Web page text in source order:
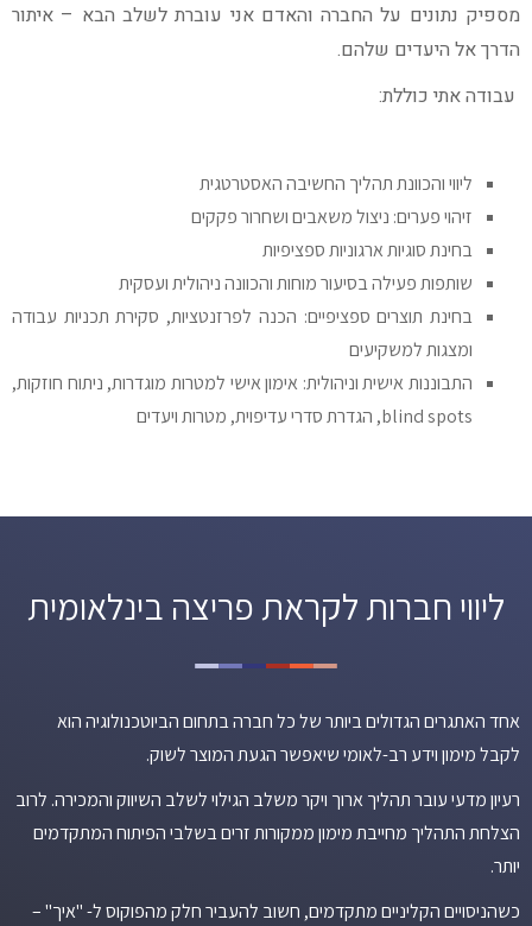
מספיק נתונים על החברה והאדם אני עוברת לשלב הבא – איתור
הדרך אל היעדים שלהם.
עבודה אתי כוללת:
ליווי והכוונת תהליך החשיבה האסטרטגית
זיהוי פערים: ניצול משאבים ושחרור פקקים
בחינת סוגיות ארגוניות ספציפיות
שותפות פעילה בסיעור מוחות והכוונה ניהולית ועסקית
בחינת תוצרים ספציפיים: הכנה לפרזנטציות, סקירת תכניות עבודה
ומצגות למשקיעים
התבוננות אישית וניהולית: אימון אישי למטרות מוגדרות, ניתוח חוזקות,
blind spots, הגדרת סדרי עדיפוית, מטרות ויעדים
ליווי חברות לקראת פריצה בינלאומית
אחד האתגרים הגדולים ביותר של כל חברה בתחום הביוטכנולוגיה הוא
לקבל מימון וידע רב-לאומי שיאפשר הגעת המוצר לשוק.
רעיון מדעי עובר תהליך ארוך ויקר משלב הגילוי לשלב השיווק והמכירה. לרוב
הצלחת התהליך מחייבת מימון ממקורות זרים בשלבי הפיתוח המתקדמים
יותר.
כשהניסויים הקליניים מתקדמים, חשוב להעביר חלק מהפוקוס ל- "איך" –